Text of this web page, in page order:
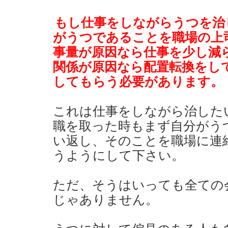
もし仕事をしながらうつを
がうつであることを職場の
事量が原因なら仕事を少し減
関係が原因なら配置転換をし
してもらう必要があります。
これは仕事をしながら治し
職を取った時もまず自分がう
い返し、そのことを職場に
うようにして下さい。
ただ、そうはいっても全て
じゃありません。